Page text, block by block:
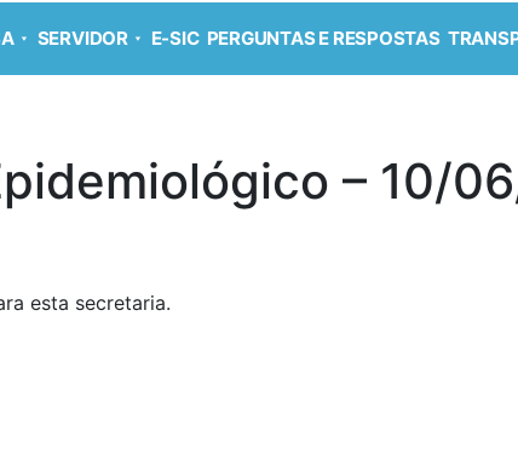
SERVIDOR E-SIC PERGUNTAS E RESPOSTAS
– 10/
esta secretaria.